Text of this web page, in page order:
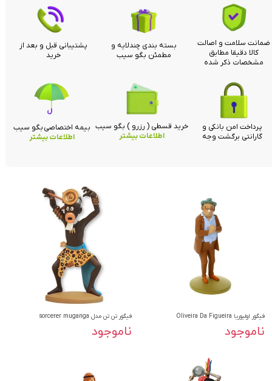
فیگور اولیوریا Oliveira Da Figueira
ناموجود
فیگور تن تن مدل sorcerer muganga
ناموجود
ضمانت سلامت و اصالت
کالا دقیقا مطابق
مشخصات ذکر شده
بسته بندی چندلایه و
مطمئن بگو سیب
پشتیبانی قبل و بعد از
خرید
خرید قسطی ( رزرو ) بگو سیب
اطلاعات بیشتر
پرداخت امن بانکی و
گارانتی برگشت وجه
بیمه اختصاصی بگو سیب
اطلاعات بیشتر